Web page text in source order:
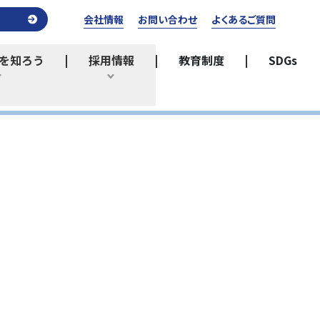
知ろう
ひらく
採用情報
ひらく
教育制度 SDGs
会社情報 お問い合わせ よくあるご質問